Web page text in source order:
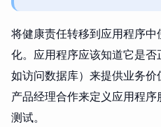
将健康责任转移到应用程序
化。应用程序应该知道它是
如访问数据库）来提供业务
产品经理合作来定义应用程
测试。